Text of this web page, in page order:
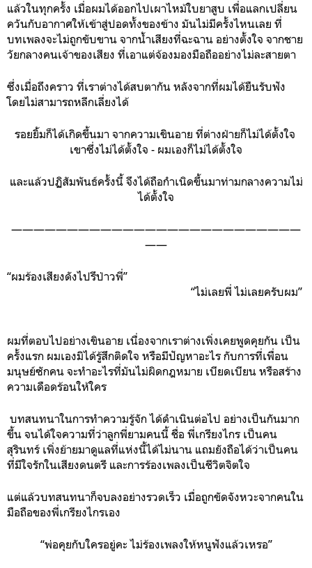
แล้วในทุกครั้ง เมื่อผมได้ออกไปเผาไหม้ใบยาสูบ เพื่อแลกเปลี่ยน
ควันกับอากาศให้เข้าสู่ปอดทั้งของข้าง มันไม่มีครั้งไหนเลย ที่
บทเพลงจะไม่ถูกขับขาน จากน้ำเสียงที่ฉะฉาน อย่างตั้งใจ จากชาย
วัยกลางคนเจ้าของเสียง ที่เอาแต่จ้องมองมือถืออย่างไม่ละสายตา
ซึ่งเมื่อถึงคราว ที่เราต่างได้สบตากัน หลังจากที่ผมได้ยืนรับฟัง
โดยไม่สามารถหลีกเลี่ยงได้
รอยยิ้มก็ได้เกิดขึ้นมา จากความเขินอาย ที่ต่างฝ่ายก็ไม่ได้ตั้งใจ
เขาซึ่งไม่ได้ตั้งใจ - ผมเองก็ไม่ได้ตั้งใจ
และแล้วปฏิสัมพันธ์ครั้งนี้ จึงได้ถือกำเนิดขึ้นมาท่ามกลางความไม่
ได้ตั้งใจ
——————————————————————————
——
“ผมร้องเสียงดังไปรึป่าวพี่”
“ไม่เลยพี่ ไม่เลยครับผม”
ผมที่ตอบไปอย่างเขินอาย เนื่องจากเราต่างเพิ่งเคยพูดคุยกัน เป็น
ครั้งแรก ผมเองมิได้รู้สึกติดใจ หรือมีปัญหาอะไร กับการที่เพื่อน
มนุษย์ซักคน จะทำอะไรที่มันไม่ผิดกฎหมาย เบียดเบียน หรือสร้าง
ความเดือดร้อนให้ใคร
บทสนทนาในการทำความรู้จัก ได้ดำเนินต่อไป อย่างเป็นกันมาก
ขึ้น จนได้ใจความที่ว่าลูกพี่ยามคนนี้ ชื่อ พี่เกรียงไกร เป็นคน
สุรินทร์ เพิ่งย้ายมาดูแลที่แห่งนี้ได้ไม่นาน แถมยังถือได้ว่าเป็นคน
ที่มีใจรักในเสียงดนตรี และการร้องเพลงเป็นชีวิตจิตใจ
แต่แล้วบทสนทนาก็จบลงอย่างรวดเร็ว เมื่อถูกขัดจังหวะจากคนใน
มือถือของพี่เกรียงไกรเอง
“พ่อคุยกับใครอยู่คะ ไม่ร้องเพลงให้หนูฟังแล้วเหรอ”